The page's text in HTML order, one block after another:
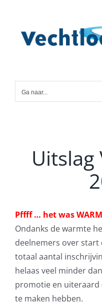
inhoud
Ga naar...
Pffff … het was
Ondanks de warmte
deelnemers over start
totaal aantal
helaas veel minder
promotie en uiteraard
te maken hebben.